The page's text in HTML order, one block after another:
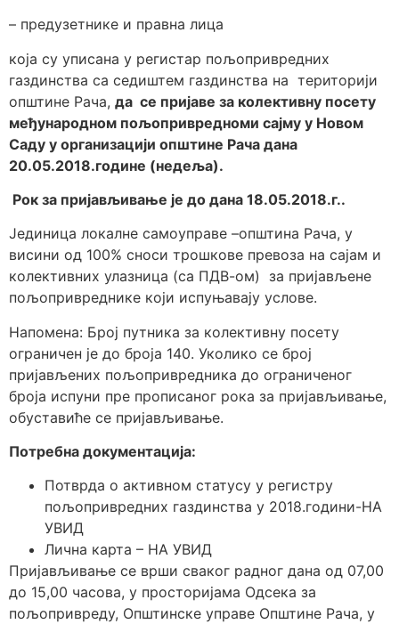
– предузетнике и правна лица
која су уписана у регистар пољопривредних
газдинства са седиштем газдинства на територији
општине Рача, да се пријаве за колективну посету
међународнoм пољопривредноми сајму у Новом
Саду у организацији општине Рача дана
20.05.2018.године (недеља).
Рок за пријављивање је до дана 18.05.2018.г..
Јединица локалне самоуправе –општина Рача, у
висини од 100% сноси трошкове превоза на сајам и
колективних улазница (са ПДВ-ом) за пријављене
пољопривреднике који испуњавају услове.
Напомена: Број путника за колективну посету
ограничен је до броја 140. Уколико се број
пријављених пољопривредника до ограниченог
броја испуни пре прописаног рока за пријављивање,
обуставиће се пријављивање.
Потребна документација:
Потврда о активном статусу у регистру
пољопривредних газдинства у 2018.години-НА
УВИД
Лична карта – НА УВИД
Пријављивање се врши сваког радног дана од 07,00
до 15,00 часова, у просторијама Одсека за
пољопривреду, Општинске управе Општине Рача, у